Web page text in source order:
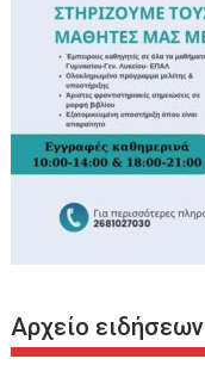
Αρχείο ειδήσεων